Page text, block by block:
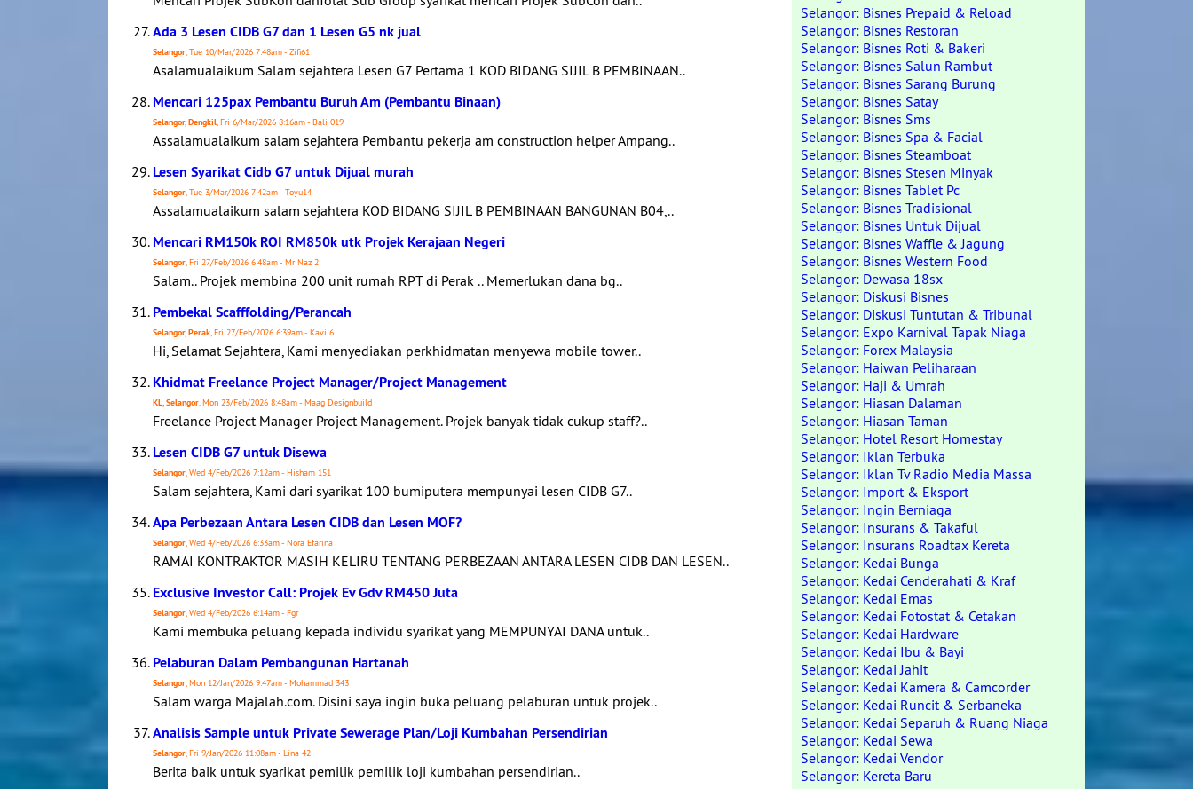
Ada 3 Lesen CIDB G7 dan 1 Lesen G5 nk jual
Selangor, Tue 10/Mar/2026 7:48am - Zifi61
Asalamualaikum Salam sejahtera Lesen G7 Pertama 1 KOD BIDANG SIJIL B PEMBINAAN..
Mencari 125pax Pembantu Buruh Am (Pembantu Binaan)
Selangor, Dengkil, Fri 6/Mar/2026 8:16am - Bali 019
Assalamualaikum salam sejahtera Pembantu pekerja am construction helper Ampang..
Lesen Syarikat Cidb G7 untuk Dijual murah
Selangor, Tue 3/Mar/2026 7:42am - Toyu14
Assalamualaikum salam sejahtera KOD BIDANG SIJIL B PEMBINAAN BANGUNAN B04,..
Mencari RM150k ROI RM850k utk Projek Kerajaan Negeri
Selangor, Fri 27/Feb/2026 6:48am - Mr Naz 2
Salam.. Projek membina 200 unit rumah RPT di Perak .. Memerlukan dana bg..
Pembekal Scafffolding/Perancah
Selangor, Perak, Fri 27/Feb/2026 6:39am - Kavi 6
Hi, Selamat Sejahtera, Kami menyediakan perkhidmatan menyewa mobile tower..
Khidmat Freelance Project Manager/Project Management
KL, Selangor, Mon 23/Feb/2026 8:48am - Maag Designbuild
Freelance Project Manager Project Management. Projek banyak tidak cukup staff?..
Lesen CIDB G7 untuk Disewa
Selangor, Wed 4/Feb/2026 7:12am - Hisham 151
Salam sejahtera, Kami dari syarikat 100 bumiputera mempunyai lesen CIDB G7..
Apa Perbezaan Antara Lesen CIDB dan Lesen MOF?
Selangor, Wed 4/Feb/2026 6:33am - Nora Efarina
RAMAI KONTRAKTOR MASIH KELIRU TENTANG PERBEZAAN ANTARA LESEN CIDB DAN LESEN..
Exclusive Investor Call: Projek Ev Gdv RM450 Juta
Selangor, Wed 4/Feb/2026 6:14am - Fgr
Kami membuka peluang kepada individu syarikat yang MEMPUNYAI DANA untuk..
Pelaburan Dalam Pembangunan Hartanah
Selangor, Mon 12/Jan/2026 9:47am - Mohammad 343
Salam warga Majalah.com. Disini saya ingin buka peluang pelaburan untuk projek..
Analisis Sample untuk Private Sewerage Plan/Loji Kumbahan Persendirian
Selangor, Fri 9/Jan/2026 11:08am - Lina 42
Berita baik untuk syarikat pemilik pemilik loji kumbahan persendirian..
Selangor: Bisnes Prepaid & Reload
Selangor: Bisnes Restoran
Selangor: Bisnes Roti & Bakeri
Selangor: Bisnes Salun Rambut
Selangor: Bisnes Sarang Burung
Selangor: Bisnes Satay
Selangor: Bisnes Sms
Selangor: Bisnes Spa & Facial
Selangor: Bisnes Steamboat
Selangor: Bisnes Stesen Minyak
Selangor: Bisnes Tablet Pc
Selangor: Bisnes Tradisional
Selangor: Bisnes Untuk Dijual
Selangor: Bisnes Waffle & Jagung
Selangor: Bisnes Western Food
Selangor: Dewasa 18sx
Selangor: Diskusi Bisnes
Selangor: Diskusi Tuntutan & Tribunal
Selangor: Expo Karnival Tapak Niaga
Selangor: Forex Malaysia
Selangor: Haiwan Peliharaan
Selangor: Haji & Umrah
Selangor: Hiasan Dalaman
Selangor: Hiasan Taman
Selangor: Hotel Resort Homestay
Selangor: Iklan Terbuka
Selangor: Iklan Tv Radio Media Massa
Selangor: Import & Eksport
Selangor: Ingin Berniaga
Selangor: Insurans & Takaful
Selangor: Insurans Roadtax Kereta
Selangor: Kedai Bunga
Selangor: Kedai Cenderahati & Kraf
Selangor: Kedai Emas
Selangor: Kedai Fotostat & Cetakan
Selangor: Kedai Hardware
Selangor: Kedai Ibu & Bayi
Selangor: Kedai Jahit
Selangor: Kedai Kamera & Camcorder
Selangor: Kedai Runcit & Serbaneka
Selangor: Kedai Separuh & Ruang Niaga
Selangor: Kedai Sewa
Selangor: Kedai Vendor
Selangor: Kereta Baru